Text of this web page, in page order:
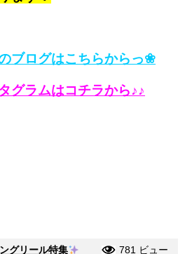
ブログはこちらからっ❀
グラムはコチラから♪♪
グリール特集 781 ビュー